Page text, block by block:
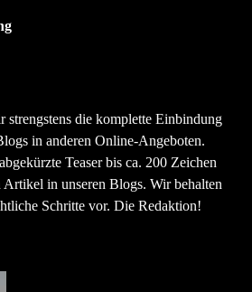
strengstens die komplette Einbindung
in anderen Online-Angeboten.
Teaser bis ca. 200 Zeichen
in unseren Blogs. Wir behalten
Schritte vor. Die Redaktion!